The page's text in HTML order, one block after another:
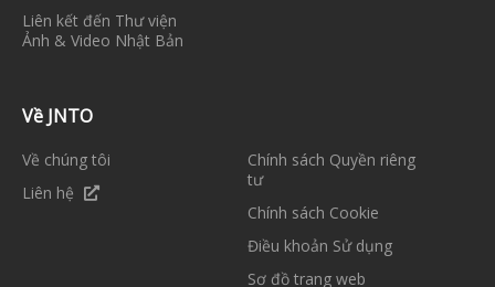
Liên kết đến Thư viện
Ảnh & Video Nhật Bản
Về JNTO
Về chúng tôi
Liên hệ
Chính sách Quyền riêng
tư
Chính sách Cookie
Điều khoản Sử dụng
Sơ đồ trang web